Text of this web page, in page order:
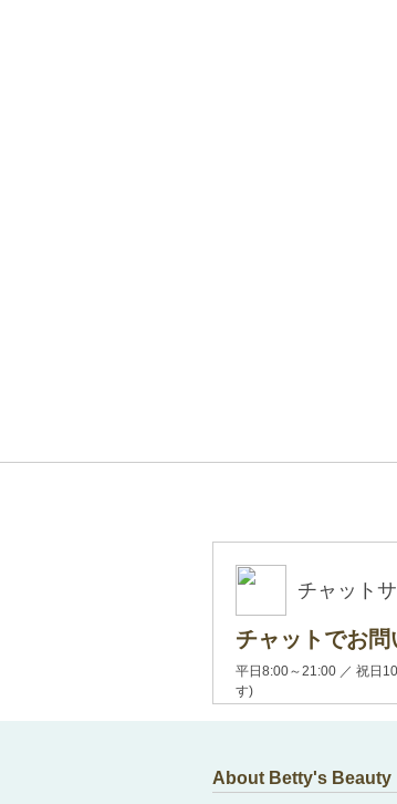
チャット
チャットでお問
平日8:00～21:00 ／ 祝日
す)
About Betty's Beauty